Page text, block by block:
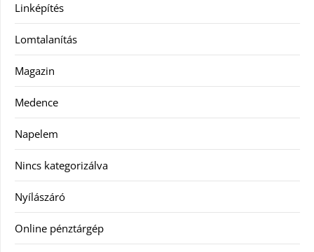
Linképítés
Lomtalanítás
Magazin
Medence
Napelem
Nincs kategorizálva
Nyílászáró
Online pénztárgép